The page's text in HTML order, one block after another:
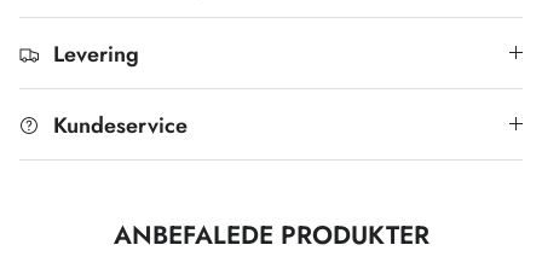
Levering
Kundeservice
ANBEFALEDE PRODUKTER